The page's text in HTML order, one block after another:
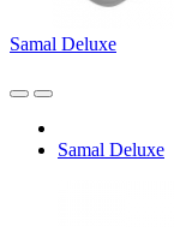
Samal Deluxe
Samal Deluxe